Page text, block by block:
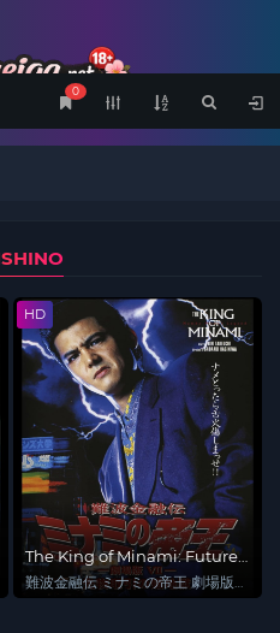
0
HD
The King of Minami: Futures
Trading Hell
難波金融伝 ミナミの帝王 劇場版